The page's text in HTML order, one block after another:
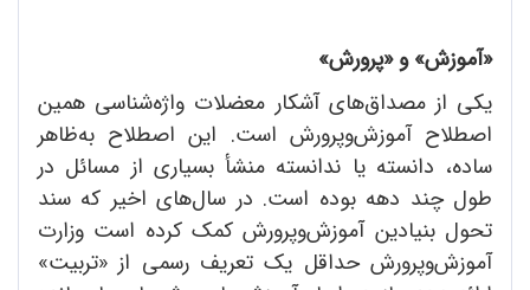
«آموزش» و «پرورش»
یکی از مصداق‌های آشکار معضلات واژه‌شناسی همین
اصطلاح آموزش‌وپرورش است. این اصطلاح به‌ظاهر
ساده، دانسته یا ندانسته منشأ بسیاری از مسائل در
طول چند دهه بوده است. در سال‌های اخیر که سند
تحول بنیادین آموزش‌وپرورش کمک کرده است وزارت
آموزش‌وپرورش حداقل یک تعریف رسمی از «تربیت»